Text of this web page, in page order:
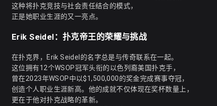
这种将扑克竞技与社会责任结合的模式，
正是她职业生涯的又一亮点。
Erik Seidel：扑克帝王的荣耀与挑战
在扑克界，Erik Seidel的名字总是与传奇联系在一起。
这位拥有12个WSOP冠军头衔的以色列裔美国扑克手，
曾在2023年WSOP中以$1,500,000的奖金完成赛事夺冠，
创造个人职业生涯新高。他的成就不仅体现在奖杯数量上，
更在于他对扑克战略的革新。